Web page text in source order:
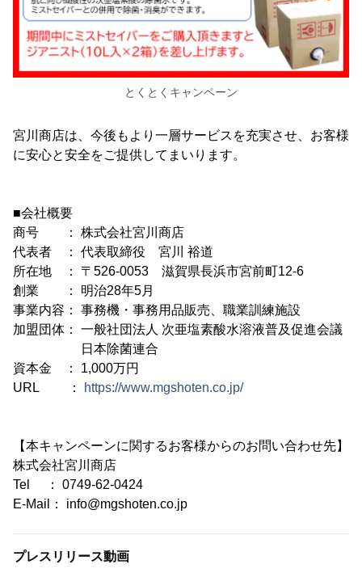
とくとくキャンペーン
宮川商店は、今後もより一層サービスを充実させ、お客様
に安心と安全をご提供してまいります。
■会社概要
商号 ： 株式会社宮川商店
代表者 ： 代表取締役 宮川 裕道
所在地 ： 〒526-0053 滋賀県長浜市宮前町12-6
創業 ： 明治28年5月
事業内容： 事務機・事務用品販売、職業訓練施設
加盟団体： 一般社団法人 次亜塩素酸水溶液普及促進会議
日本除菌連合
資本金 ： 1,000万円
URL ：
https://www.mgshoten.co.jp/
【本キャンペーンに関するお客様からのお問い合わせ先】
株式会社宮川商店
Tel ： 0749-62-0424
E-Mail： info@mgshoten.co.jp
プレスリリース動画